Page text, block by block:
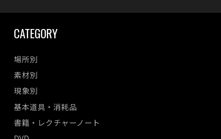
CATEGORY
場所別
素材別
現象別
基本道具・消耗品
書籍・レクチャーノート